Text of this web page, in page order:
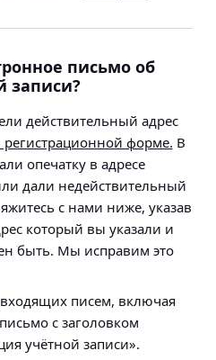
письмо об
записи?
действительный адрес
регистрационной форме. В
опечатку в адресе
дали недействительный
с нами ниже, указав
который вы указали и
быть. Мы исправим это
писем, включая
с заголовком
учётной записи».